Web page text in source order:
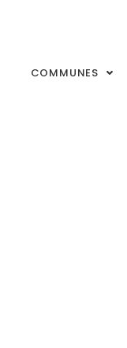
COMMUNES